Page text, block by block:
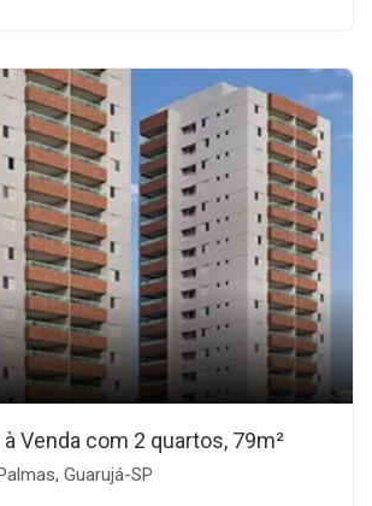
Venda com 2 quartos, 79m²
Guarujá-SP